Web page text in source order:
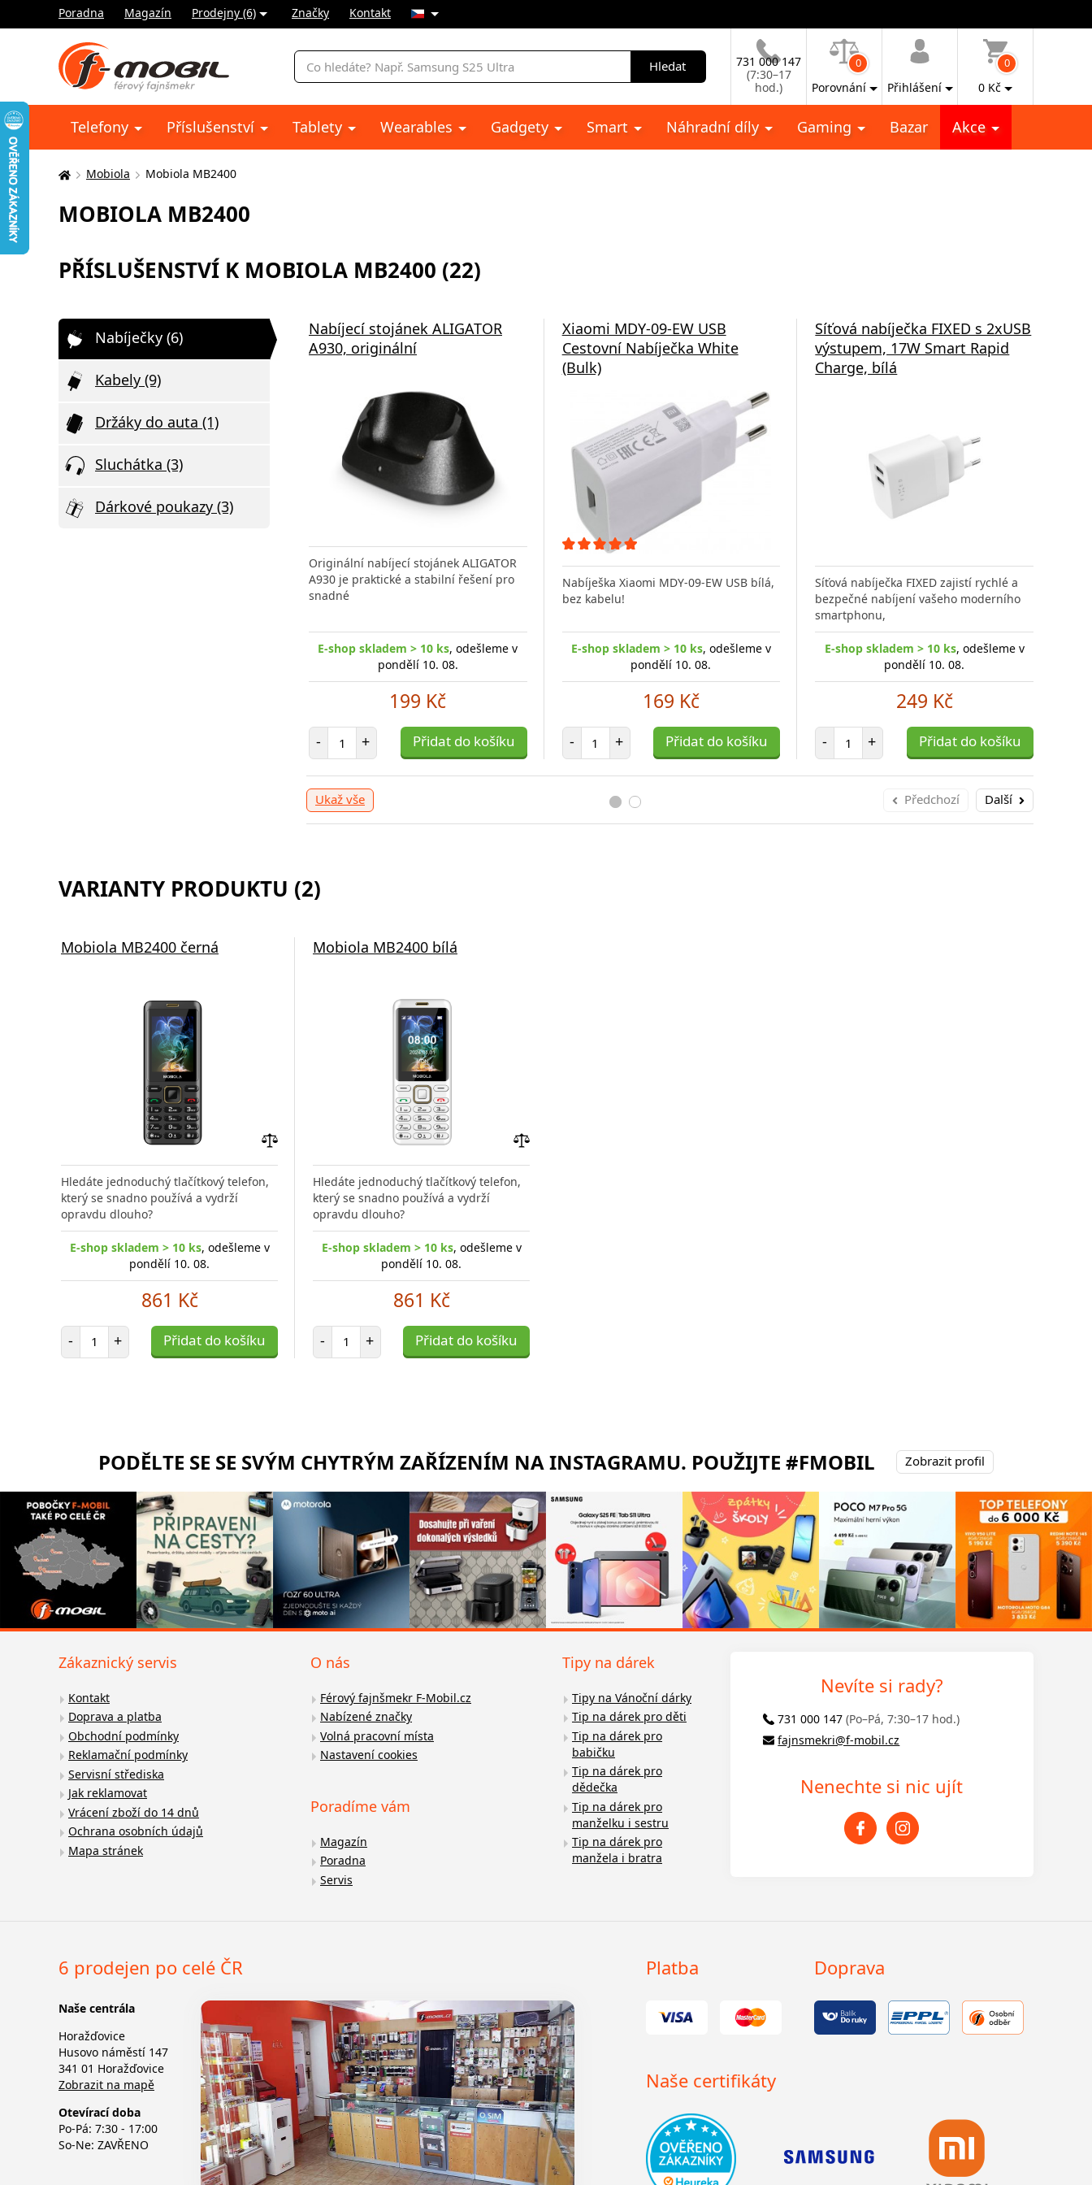
Poradna Magazín Prodejny (6) Značky Kontakt
Vyhledávání
Hledat
731 000 147
(7:30–17
hod.)
0
Porovnání Přihlášení
0
0 Kč
Telefony Příslušenství Tablety Wearables Gadgety Smart Náhradní díly Gaming Bazar Akce
Zde
nacházíte:
Mobiola Mobiola MB2400
MOBIOLA MB2400
PŘÍSLUŠENSTVÍ K MOBIOLA MB2400 (22)
Nabíječky (6)
Kabely (9)
Držáky do auta (1)
Sluchátka (3)
Dárkové poukazy (3)
Nabíjecí stojánek ALIGATOR
A930, originální
Originální nabíjecí stojánek ALIGATOR
A930 je praktické a stabilní řešení pro
snadné
E-shop skladem > 10 ks, odešleme v
pondělí 10. 08.
199 Kč
- Počet položek
+ Přidat do košíku
Xiaomi MDY-09-EW USB
Cestovní Nabíječka White
(Bulk)
Nabíješka Xiaomi MDY-09-EW USB bílá,
bez kabelu!
E-shop skladem > 10 ks, odešleme v
pondělí 10. 08.
169 Kč
- Počet položek
+ Přidat do košíku
Síťová nabíječka FIXED s 2xUSB
výstupem, 17W Smart Rapid
Charge, bílá
Síťová nabíječka FIXED zajistí rychlé a
bezpečné nabíjení vašeho moderního
smartphonu,
E-shop skladem > 10 ks, odešleme v
pondělí 10. 08.
249 Kč
- Počet položek
+ Přidat do košíku
Ukaž vše Předchozí Další
VARIANTY PRODUKTU (2)
Mobiola MB2400 černá
porovnání
Hledáte jednoduchý tlačítkový telefon,
který se snadno používá a vydrží
opravdu dlouho?
E-shop skladem > 10 ks, odešleme v
pondělí 10. 08.
861 Kč
- Počet položek
+ Přidat do košíku
Mobiola MB2400 bílá
Hledáte jednoduchý tlačítkový telefon,
který se snadno používá a vydrží
opravdu dlouho?
E-shop skladem > 10 ks, odešleme v
pondělí 10. 08.
861 Kč
- Počet položek
+ Přidat do košíku
PODĚLTE SE SE SVÝM CHYTRÝM ZAŘÍZENÍM NA INSTAGRAMU. POUŽIJTE #FMOBIL Zobrazit profil
Zákaznický servis
Kontakt
Doprava a platba
Obchodní podmínky
Reklamační podmínky
Servisní střediska
Jak reklamovat
Vrácení zboží do 14 dnů
Ochrana osobních údajů
Mapa stránek
O nás
Férový fajnšmekr F-Mobil.cz
Nabízené značky
Volná pracovní místa
Nastavení cookies
Poradíme vám
Magazín
Poradna
Servis
Tipy na dárek
Tipy na Vánoční dárky
Tip na dárek pro děti
Tip na dárek pro
babičku
Tip na dárek pro
dědečka
Tip na dárek pro
manželku i sestru
Tip na dárek pro
manžela i bratra
Nevíte si rady?
731 000 147 (Po–Pá, 7:30–17 hod.)
fajnsmekri@f-mobil.cz
Nenechte si nic ujít
6 prodejen po celé ČR
Naše centrála
Horažďovice
Husovo náměstí 147
341 01 Horažďovice
Zobrazit na mapě
Otevírací doba
Po-Pá: 7:30 - 17:00
So-Ne: ZAVŘENO
Platba Doprava
Naše certifikáty